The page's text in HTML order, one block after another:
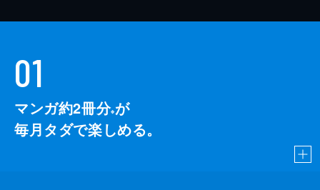
01
マンガ約2冊分※が
毎月タダで楽しめる。